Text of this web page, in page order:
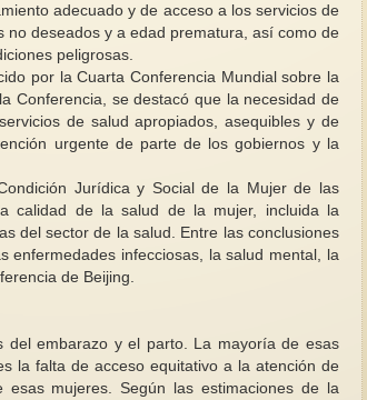
adecuado y de acceso a los servicios de
deseados y a edad prematura, así como de
peligrosas.
por la Cuarta Conferencia Mundial sobre la
Conferencia, se destacó que la necesidad de
de salud apropiados, asequibles y de
urgente de parte de los gobiernos y la
Jurídica y Social de la Mujer de las
calidad de la salud de la mujer, incluida la
del sector de la salud. Entre las conclusiones
enfermedades infecciosas, la salud mental, la
de Beijing.
del embarazo y el parto. La mayoría de esas
la falta de acceso equitativo a la atención de
mujeres. Según las estimaciones de la
el tema de la
artículos o ensayos
y moda es abordar
Informe de la Relatora Especial
sobre la violencia contra las
mujeres y las niñas, sus causas y
consecuencias (contexto de la
reproducción subrogada )2/10
Fenómeno A. Escala y
tendencias 6. La práctica de la